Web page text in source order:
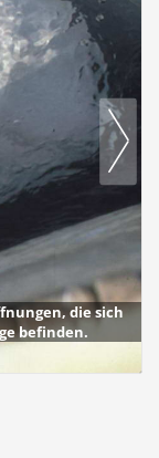
die sich
befinden.